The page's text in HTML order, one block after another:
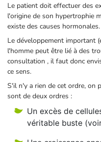
Le patient doit effectuer des
l'origine de son hypertrophie
existe des causes hormonales.
Le développement important
l'homme peut être lié à des
consultation , il faut donc
ce sens.
S'il n'y a rien de cet ordre, on
sont de deux ordres :
Un excès de
véritable buste